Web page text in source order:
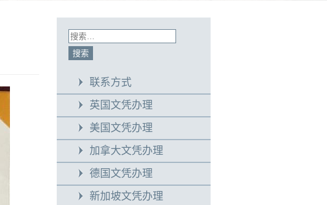
联系方式
英国文凭办理
美国文凭办理
加拿大文凭办理
德国文凭办理
新加坡文凭办理